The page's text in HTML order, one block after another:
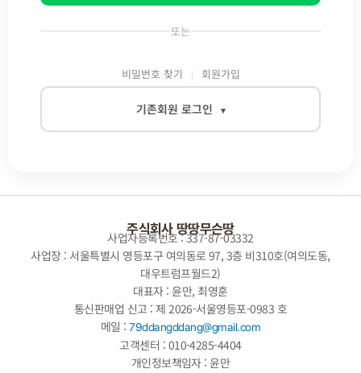
또는
비밀번호 찾기 회원가입
기존회원 로그인 ▾
로그인
주식회사 땅땅무슨땅
사업자등록번호 : 337-87-03332
사업장 : 서울특별시 영등포구 여의동로 97, 3층 비310호(여의도동,
대우트럼프월드2)
대표자 : 윤만, 최영훈
통신판매업 신고 : 제 2026-서울영등포-0983 호
메일 :79ddangddang@gmail.com
고객센터 : 010-4285-4404
개인정보책임자 : 윤만